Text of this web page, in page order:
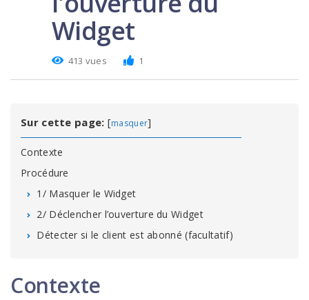
Widget
413 vues 1
Sur cette page: [masquer]
Contexte
Procédure
1/ Masquer le Widget
2/ Déclencher l’ouverture du Widget
Détecter si le client est abonné (facultatif)
Contexte